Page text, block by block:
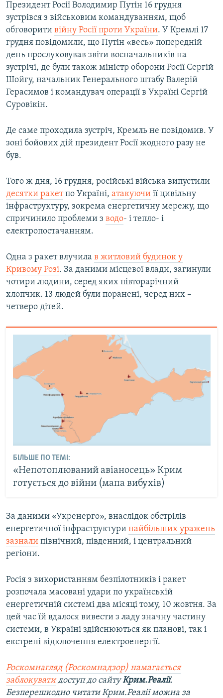
Усі сайти RFE/RL
Президент Росії Володимир Путін 16 грудня
зустрівся з військовим командуванням, щоб
обговорити війну Росії проти України. У Кремлі 17
грудня повідомили, що Путін «весь» попередній
день прослуховував звіти воєначальників на
зустрічі, де були також міністр оборони Росії Сергій
Шойгу, начальник Генерального штабу Валерій
Герасимов і командувач операції в Україні Сергій
Суровікін.
Де саме проходила зустріч, Кремль не повідомив. У
зоні бойових дій президент Росії жодного разу не
був.
Того ж дня, 16 грудня, російські війська випустили
десятки ракетпо Україні, атакуючи її цивільну
інфраструктуру, зокрема енергетичну мережу, що
спричинило проблеми з водо- і тепло- і
електропостачанням.
Одна з ракет влучила в житловий будинок у
Кривому Розі. За даними місцевої влади, загинули
чотири людини, серед яких півторарічний
хлопчик. 13 людей були поранені, черед них –
четверо дітей.
БІЛЬШЕ ПО ТЕМІ:
«Непотоплюваний авіаносець» Крим
готується до війни (мапа вибухів)
За даними «Укренерго», внаслідок обстрілів
енергетичної інфраструктури найбільших уражень
зазнали північний, південний, і центральний
регіони.
Росія з використанням безпілотників і ракет
розпочала масовані удари по українській
енергетичній системі два місяці тому, 10 жовтня. За
цей час їй вдалося вивести з ладу значну частину
системи, в Україні здійснюються як планові, так і
екстрені відключення електроенергії.
Роскомнагляд (Роскомнадзор) намагається
заблокуватидоступ до сайтуКрим.Реалії.
Безперешкодно читати Крим.Реалії можна за